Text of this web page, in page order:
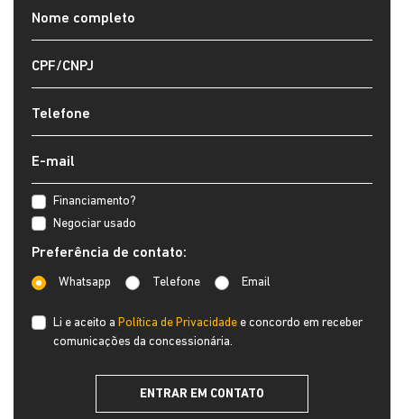
Financiamento?
Negociar usado
Preferência de contato:
Whatsapp Telefone Email
Li e aceito a Política de Privacidade e concordo em receber
comunicações da concessionária.
ENTRAR EM CONTATO